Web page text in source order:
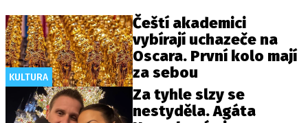
KULTURA
Čeští akademici
vybírají uchazeče na
Oscara. První kolo mají
za sebou
Za tyhle slzy se
nestyděla. Agáta